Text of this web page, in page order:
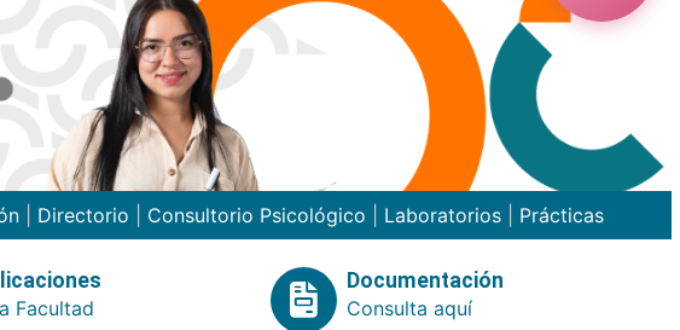
| Directorio Consultorio Psicológico Laboratorios| Prácticas
Facultad
Documentación
Consulta aquí